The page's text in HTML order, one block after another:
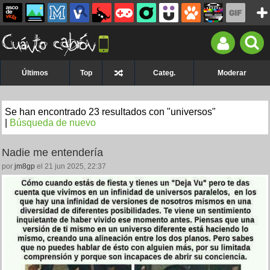
Últimos Top Categ. Moderar
Se han encontrado 23 resultados con "universos"
Búsqueda de nuevo
Nadie me entendería
por jm8gp el 21 jun 2025, 22:37